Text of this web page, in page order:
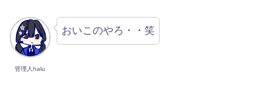
管理人halu
おいこのやろ・・笑